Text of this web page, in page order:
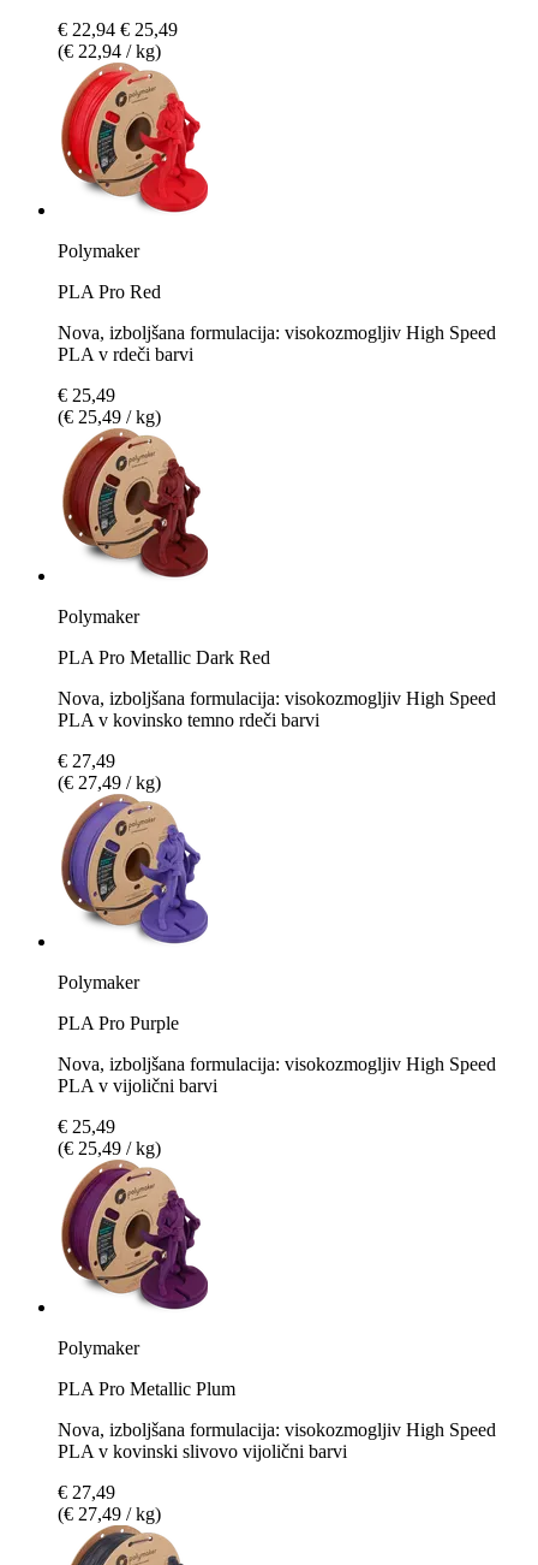
€ 22,94 € 25,49
(€ 22,94 / kg)
Polymaker
PLA Pro Red
Nova, izboljšana formulacija: visokozmogljiv High Speed
PLA v rdeči barvi
€ 25,49
(€ 25,49 / kg)
Polymaker
PLA Pro Metallic Dark Red
Nova, izboljšana formulacija: visokozmogljiv High Speed
PLA v kovinsko temno rdeči barvi
€ 27,49
(€ 27,49 / kg)
Polymaker
PLA Pro Purple
Nova, izboljšana formulacija: visokozmogljiv High Speed
PLA v vijolični barvi
€ 25,49
(€ 25,49 / kg)
Polymaker
PLA Pro Metallic Plum
Nova, izboljšana formulacija: visokozmogljiv High Speed
PLA v kovinski slivovo vijolični barvi
€ 27,49
(€ 27,49 / kg)